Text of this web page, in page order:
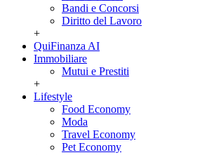
Bandi e Concorsi
Diritto del Lavoro
+
QuiFinanza AI
Immobiliare
Mutui e Prestiti
+
Lifestyle
Food Economy
Moda
Travel Economy
Pet Economy